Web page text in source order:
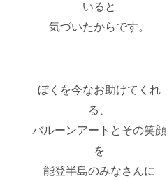
いると
気づいたからです。
ぼくを今なお助けてくれ
る、
バルーンアートとその笑顔
を
能登半島のみなさんに